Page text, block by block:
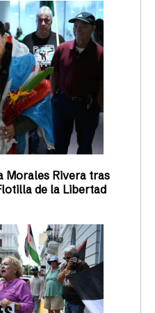
Morales Rivera tras
de la Libertad